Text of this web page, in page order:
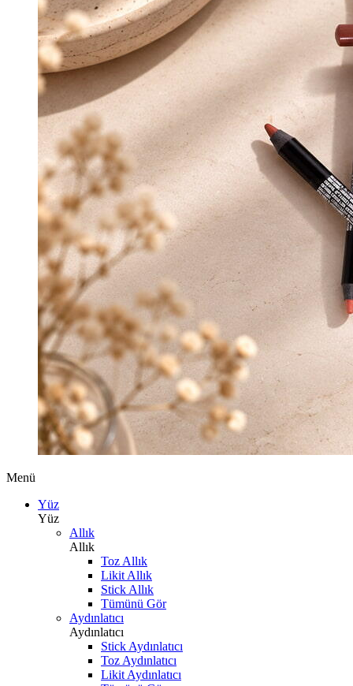
Menü
Yüz
Yüz
Allık
Allık
Toz Allık
Likit Allık
Stick Allık
Tümünü Gör
Aydınlatıcı
Aydınlatıcı
Stick Aydınlatıcı
Toz Aydınlatıcı
Likit Aydınlatıcı